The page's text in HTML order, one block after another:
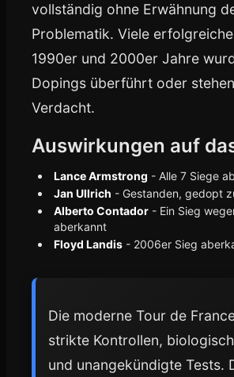
vollständig ohne Erwähnung
Problematik. Viele
1990er und 2000er Jahre
Dopings überführt oder
Verdacht.
Auswirkungen auf
Lance Armstrong - Alle 7 Siege
Jan Ullrich - Gestanden, gedopt
Alberto Contador - Ein Sieg
aberkannt
Floyd Landis - 2006er Sieg
Die moderne Tour de
strikte Kontrollen,
und unangekündigte Tests.